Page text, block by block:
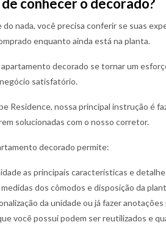
conhecer o decorado?
nada, você precisa conferir se suas
enquanto ainda está na planta.
decorado se tornar um
satisfatório.
Residence, nossa principal instrução é
solucionadas com o nosso corretor.
decorado permite:
as principais características e
dos cômodos e disposição da
da unidade ou já fazer
você possui podem ser reutilizados e